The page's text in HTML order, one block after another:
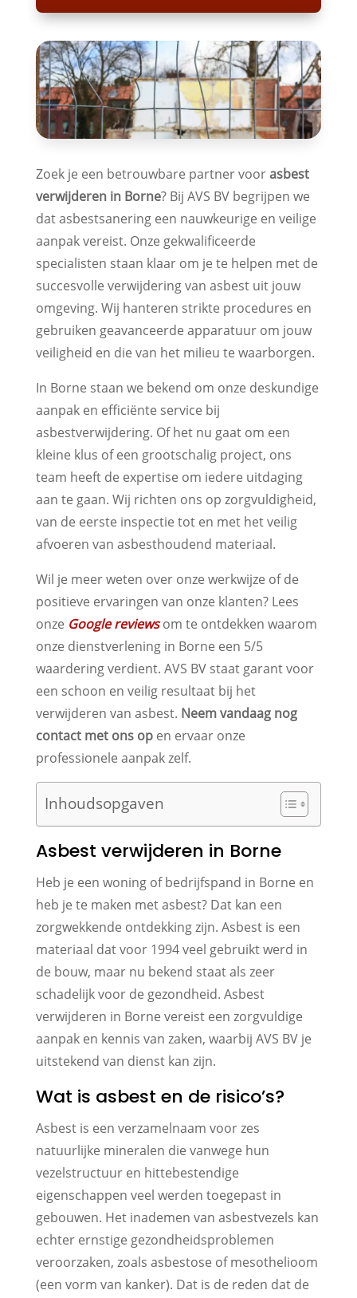
Zoek je een betrouwbare partner voorasbest
verwijderen in Borne? Bij AVS BV begrijpen we
dat asbestsanering een nauwkeurige en veilige
aanpak vereist. Onze gekwalificeerde
specialisten staan klaar om je te helpen met de
succesvolle verwijdering van asbest uit jouw
omgeving. Wij hanteren strikte procedures en
gebruiken geavanceerde apparatuur om jouw
veiligheid en die van het milieu te waarborgen.
In Borne staan we bekend om onze deskundige
aanpak en efficiënte service bij
asbestverwijdering. Of het nu gaat om een
kleine klus of een grootschalig project, ons
team heeft de expertise om iedere uitdaging
aan te gaan. Wij richten ons op zorgvuldigheid,
van de eerste inspectie tot en met het veilig
afvoeren van asbesthoudend materiaal.
Wil je meer weten over onze werkwijze of de
positieve ervaringen van onze klanten? Lees
onze Google reviewsom te ontdekken waarom
onze dienstverlening in Borne een 5/5
waardering verdient. AVS BV staat garant voor
een schoon en veilig resultaat bij het
verwijderen van asbest. Neem vandaag nog
contact met ons open ervaar onze
professionele aanpak zelf.
Inhoudsopgaven
Asbest verwijderen in Borne
Heb je een woning of bedrijfspand in Borne en
heb je te maken met asbest? Dat kan een
zorgwekkende ontdekking zijn. Asbest is een
materiaal dat voor 1994 veel gebruikt werd in
de bouw, maar nu bekend staat als zeer
schadelijk voor de gezondheid. Asbest
verwijderen in Borne vereist een zorgvuldige
aanpak en kennis van zaken, waarbij AVS BV je
uitstekend van dienst kan zijn.
Wat is asbest en de risico’s?
Asbest is een verzamelnaam voor zes
natuurlijke mineralen die vanwege hun
vezelstructuur en hittebestendige
eigenschappen veel werden toegepast in
gebouwen. Het inademen van asbestvezels kan
echter ernstige gezondheidsproblemen
veroorzaken, zoals asbestose of mesothelioom
(een vorm van kanker). Dat is de reden dat de